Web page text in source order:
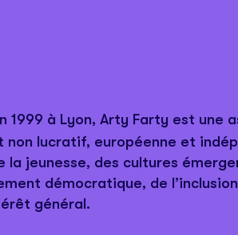
1999 à Lyon, Arty Farty est une
non lucratif, européenne et
la jeunesse, des cultures
démocratique, de
général.